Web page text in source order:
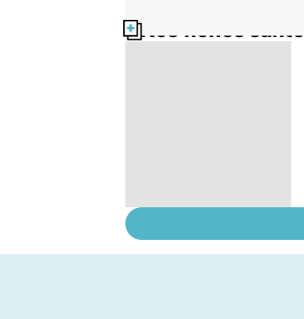
Nos fiches santé
sans médicaments !